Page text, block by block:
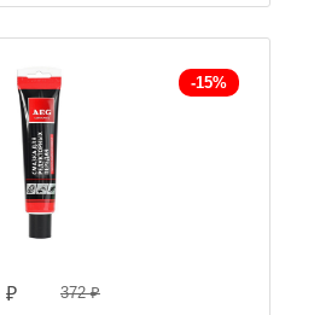
-15%
₽ 372 ₽